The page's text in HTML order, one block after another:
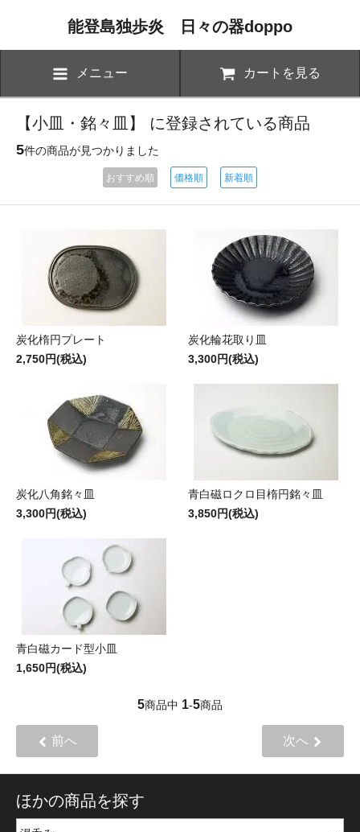
能登島独歩炎 日々の器doppo
メニュー カートを見る
【小皿・銘々皿】 に登録されている商品
5件の商品が見つかりました
おすすめ順 価格順 新着順
炭化楕円プレート
2,750円(税込)
炭化輪花取り皿
3,300円(税込)
炭化八角銘々皿
3,300円(税込)
青白磁ロクロ目楕円銘々皿
3,850円(税込)
青白磁カード型小皿
1,650円(税込)
5商品中 1-5商品
前へ 次へ
ほかの商品を探す